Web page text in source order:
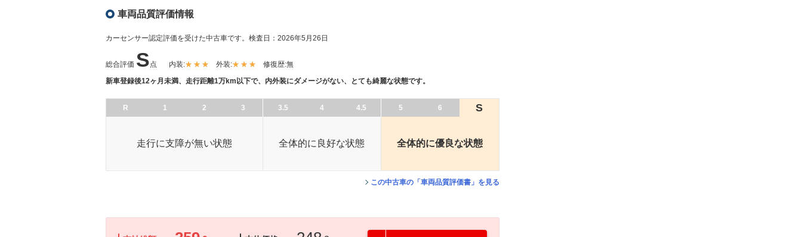
車両品質評価情報
カーセンサー認定評価を受けた中古車です。 検査日：2026年5月26日
総合評価 S点 内装: 外装: 修復歴:無
新車登録後12ヶ月未満、走行距離1万km以下で、内外装にダメージがない、とても綺麗な状態です。
R 1 2 3 3.5 4 4.5 5 6 S
走行に支障が無い状態 全体的に良好な状態 全体的に優良な状態
この中古車の「車両品質評価書」を見る